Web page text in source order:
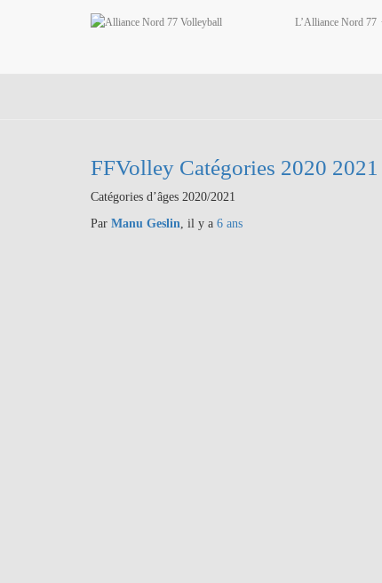
L’Alliance Nord 77
FFVolley Catégories 2020 2021
Catégories d’âges 2020/2021
Par Manu Geslin, il y a 6 ans